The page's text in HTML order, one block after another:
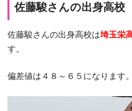
佐藤駿さんの出身高校
佐藤駿さんの出身高校は埼玉栄
す。
偏差値は４８～６５になります。